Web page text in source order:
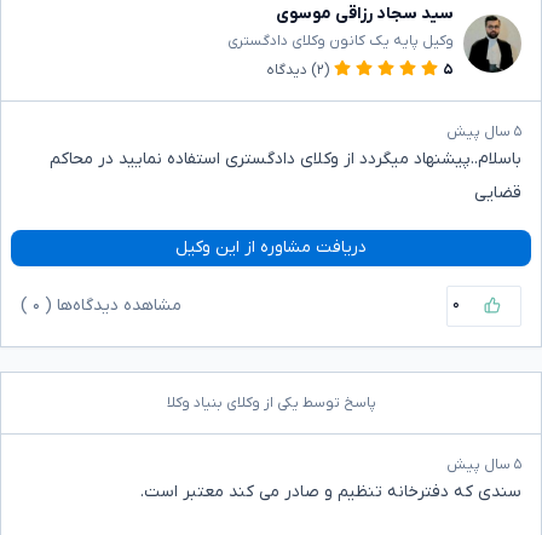
سید سجاد رزاقی موسوی
وکیل پایه یک کانون وکلای دادگستری
۵
(۲) دیدگاه
۵ سال پیش
باسلام..پیشنهاد میگردد از وکلای دادگستری استفاده نمایید در محاکم
قضایی
دریافت مشاوره از این وکیل
۰ مشاهده دیدگاه‌ها ( ۰
پاسخ توسط یکی از وکلای بنیاد وکلا
۵ سال پیش
سندی که دفترخانه تنظیم و صادر می کند معتبر است.